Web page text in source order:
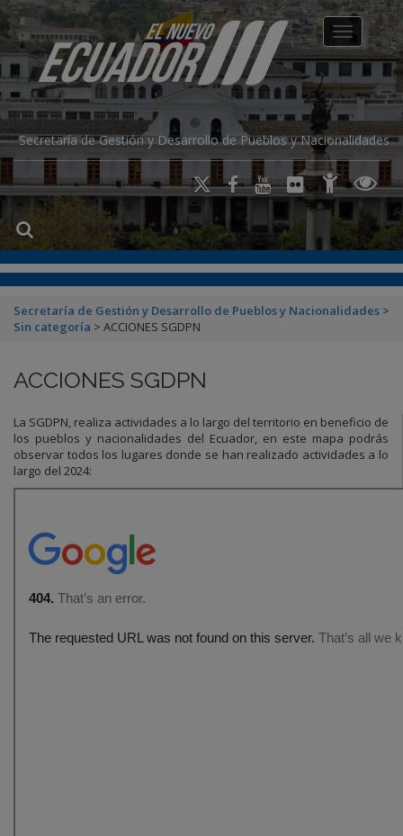
Secretaría de Gestión y Desarrollo de Pueblos y Nacionalidades
Toggle
Secretaría de Gestión y Desarrollo de Pueblos y Nacionalidades >
Sin categoría > ACCIONES SGDPN
ACCIONES SGDPN
La SGDPN, realiza actividades a lo largo del territorio en beneficio de
los pueblos y nacionalidades del Ecuador, en este mapa podrás
observar todos los lugares donde se han realizado actividades a lo
largo del 2024:
modal-check